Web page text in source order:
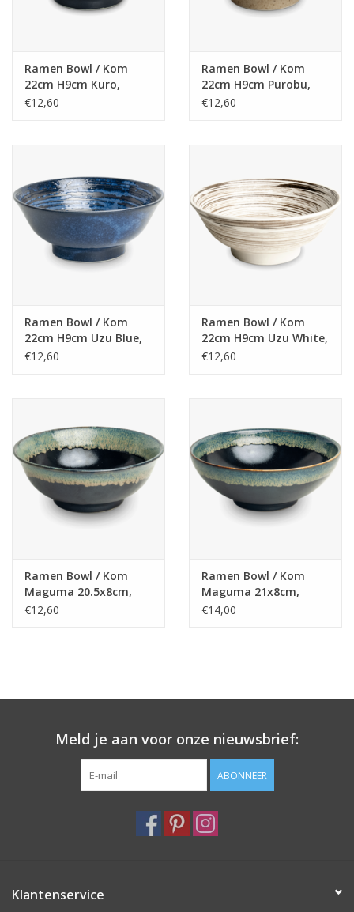
Ramen Bowl / Kom
22cm H9cm Kuro,
Japans
€12,60
Ramen Bowl / Kom
22cm H9cm Purobu,
Japans
€12,60
Ramen Bowl / Kom
22cm H9cm Uzu Blue,
Japan
€12,60
Ramen Bowl / Kom
22cm H9cm Uzu White,
Japan
€12,60
Ramen Bowl / Kom
Maguma 20.5x8cm,
porcelain, Japan
€12,60
Ramen Bowl / Kom
Maguma 21x8cm,
porcelain, Japan
€14,00
Meld je aan voor onze nieuwsbrief:
ABONNEER
Klantenservice